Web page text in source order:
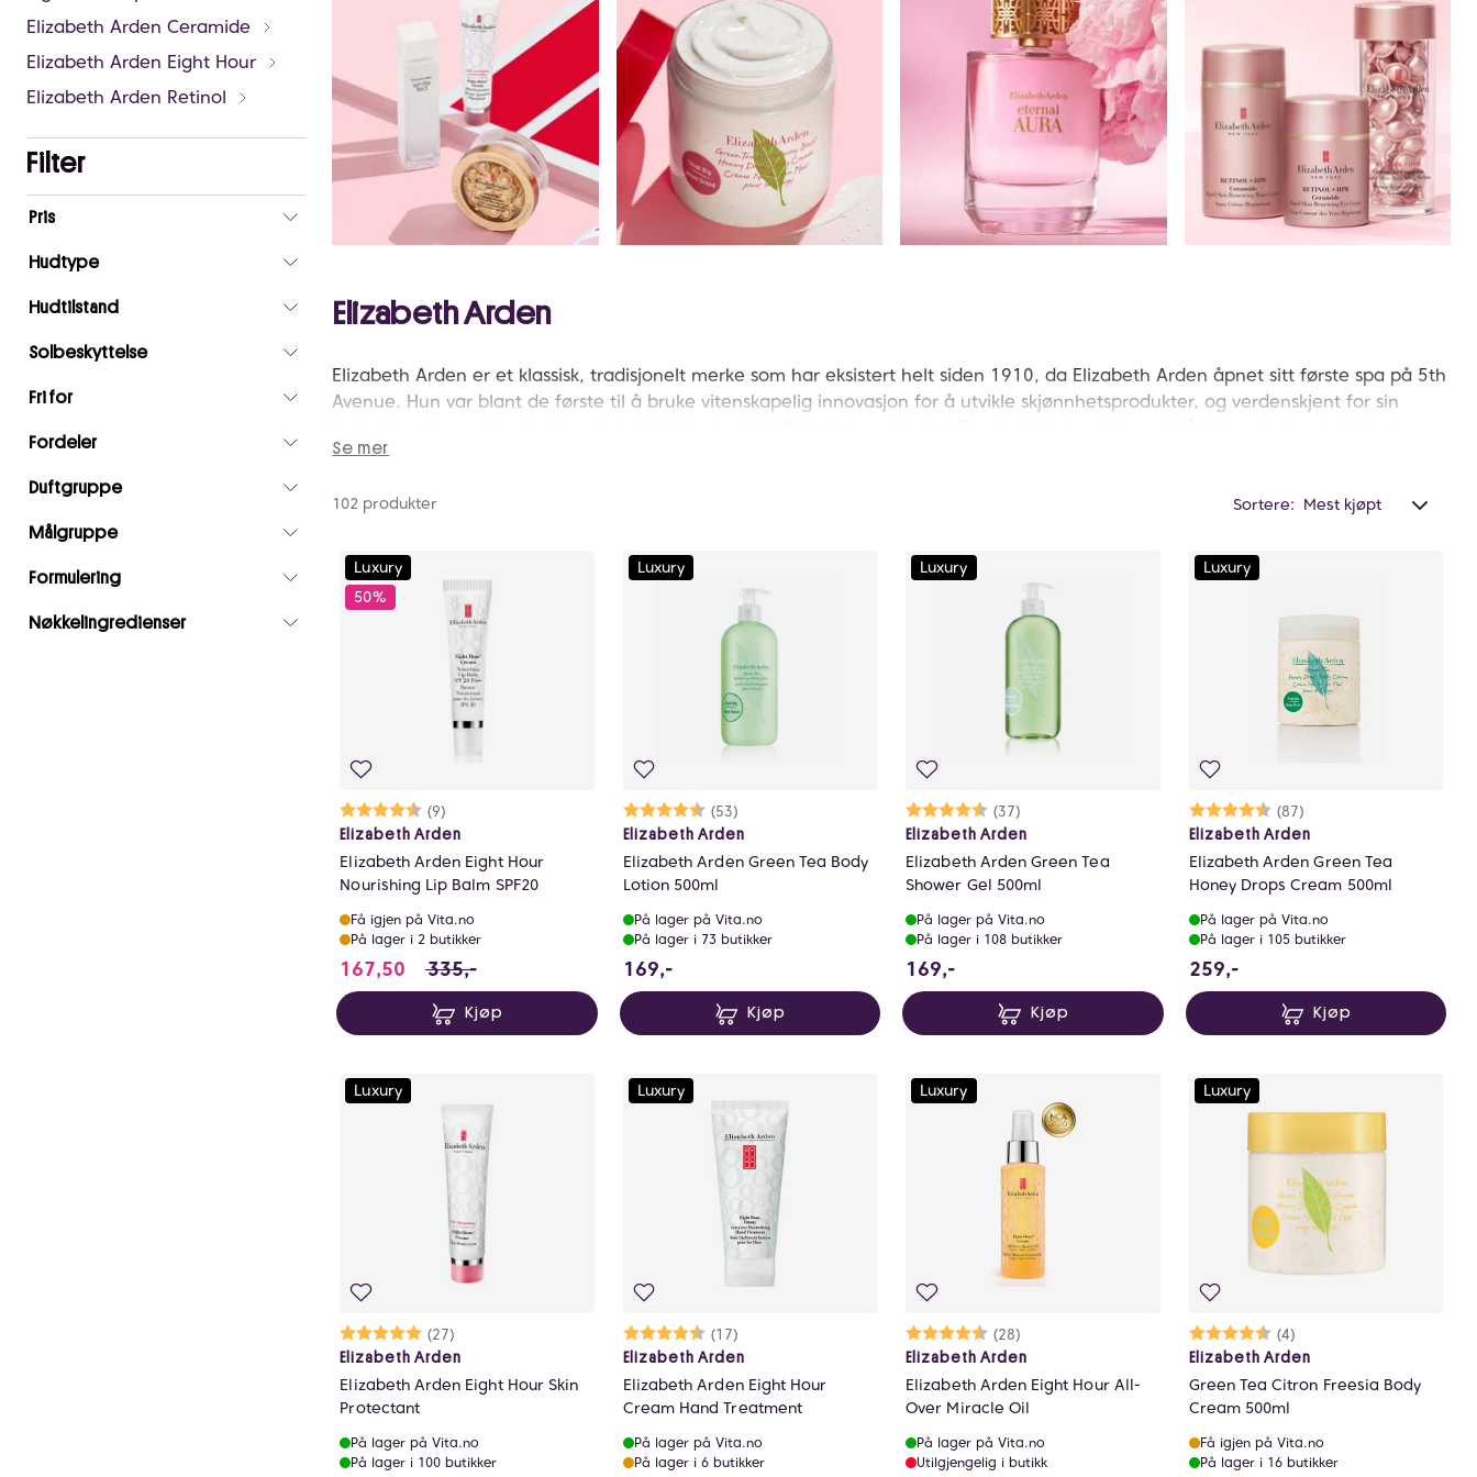
Elizabeth Arden Ceramide
Elizabeth Arden Eight Hour
Elizabeth Arden Retinol
Filter
filtre
Pris
Hudtype
Hudtilstand
Solbeskyttelse
Fri for
Fordeler
Duftgruppe
Målgruppe
Formulering
Nøkkelingredienser
Elizabeth Arden
Elizabeth Arden er et klassisk, tradisjonelt merke som har eksistert helt siden 1910, da Elizabeth Arden åpnet sitt første spa på 5th
Avenue. Hun var blant de første til å bruke vitenskapelig innovasjon for å utvikle skjønnhetsprodukter, og verdenskjent for sin
unngå solen og praktisere yoga hver dag for maksimal velvære.
Se mer
102 produkter Sortere:
Luxury
50%
Karakter:
(9)
4.7 av 5 mulige
Elizabeth Arden
Elizabeth Arden Eight Hour
Nourishing Lip Balm SPF20
Få igjen på Vita.no
På lager i 2 butikker
167,50 167.5 i stedet for 335 NOK, du sparer 167.5 NOK
335,-
Kjøp
Luxury
Karakter:
(53)
4.6 av 5 mulige
Elizabeth Arden
Elizabeth Arden Green Tea Body
Lotion 500ml
På lager på Vita.no
På lager i 73 butikker
169,-169 NOK
Kjøp
Luxury
Karakter:
(37)
4.7 av 5 mulige
Elizabeth Arden
Elizabeth Arden Green Tea
Shower Gel 500ml
På lager på Vita.no
På lager i 108 butikker
169,-
Kjøp
Luxury
Karakter:
(87)
4.7 av 5 mulige
Elizabeth Arden
Elizabeth Arden Green Tea
Honey Drops Cream 500ml
På lager på Vita.no
På lager i 105 butikker
259,-259 NOK
Kjøp
Luxury
Karakter:
(27)
5.0 av 5 mulige
Elizabeth Arden
Elizabeth Arden Eight Hour Skin
Protectant
På lager på Vita.no
På lager i 100 butikker
Luxury
Karakter:
(17)
4.8 av 5 mulige
Elizabeth Arden
Elizabeth Arden Eight Hour
Cream Hand Treatment
På lager på Vita.no
På lager i 6 butikker
Luxury
Karakter:
(28)
4.6 av 5 mulige
Elizabeth Arden
Elizabeth Arden Eight Hour All-
Over Miracle Oil
På lager på Vita.no
Utilgjengelig i butikk
Luxury
Karakter:
(4)
4.5 av 5 mulige
Elizabeth Arden
Green Tea Citron Freesia Body
Cream 500ml
Få igjen på Vita.no
På lager i 16 butikker